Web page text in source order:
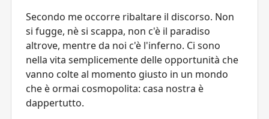
Secondo me occorre ribaltare il discorso. Non
si fugge, nè si scappa, non c'è il paradiso
altrove, mentre da noi c'è l'inferno. Ci sono
nella vita semplicemente delle opportunità che
vanno colte al momento giusto in un mondo
che è ormai cosmopolita: casa nostra è
dappertutto.